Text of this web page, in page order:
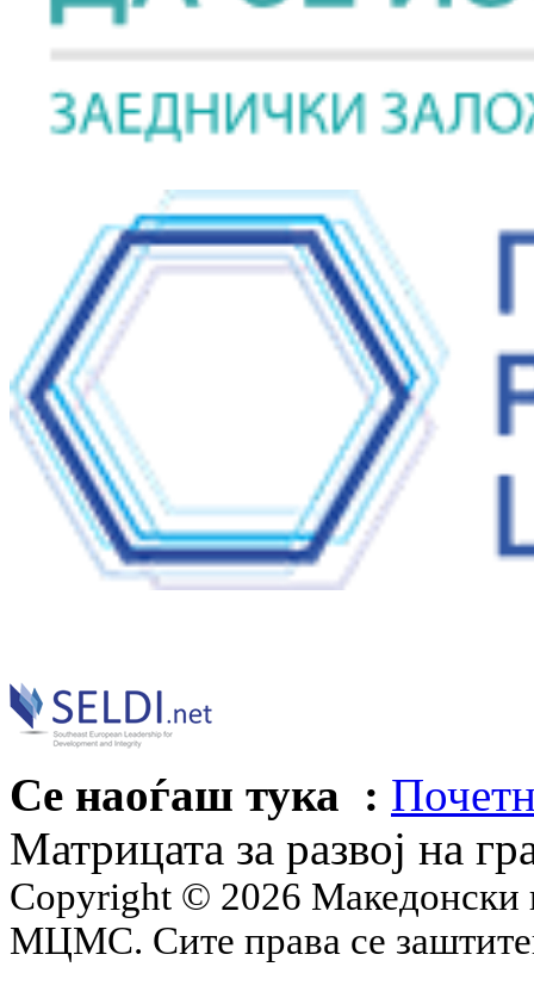
Се наоѓаш тука :
Матрицата за развој на
Copyright © 2026 Македонски
МЦМС. Сите права се